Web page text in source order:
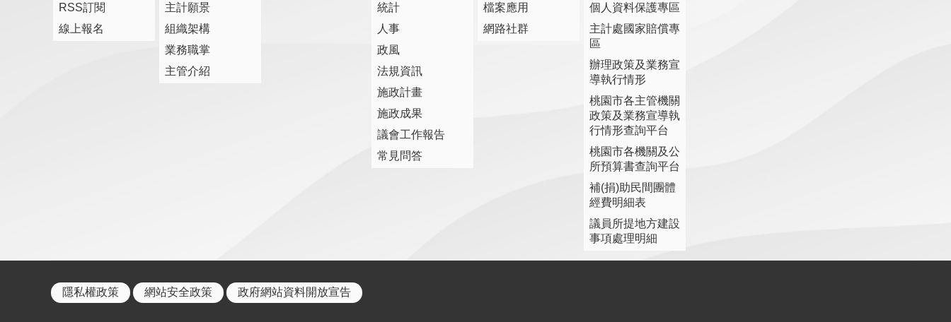
RSS訂閱
線上報名
主計願景
組織架構
業務職掌
主管介紹
統計
人事
政風
法規資訊
施政計畫
施政成果
議會工作報告
常見問答
檔案應用
網路社群
個人資料保護專區
主計處國家賠償專
區
辦理政策及業務宣
導執行情形
桃園市各主管機關
政策及業務宣導執
行情形查詢平台
桃園市各機關及公
所預算書查詢平台
補(捐)助民間團體
經費明細表
議員所提地方建設
事項處理明細
隱私權政策 網站安全政策 政府網站資料開放宣告